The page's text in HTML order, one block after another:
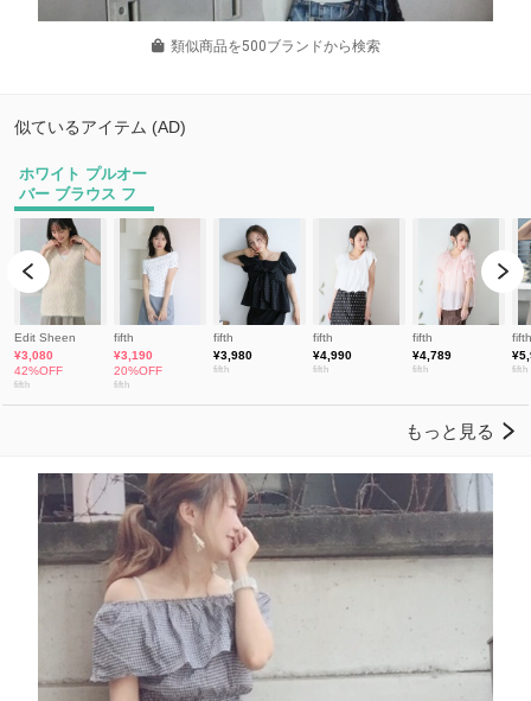
類似商品を500ブランドから検索